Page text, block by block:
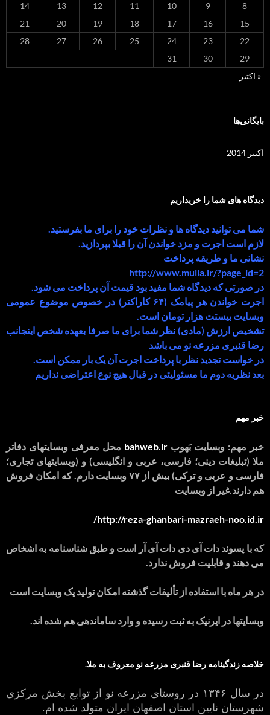
8
9
10
11
12
13
14
15
16
17
18
19
20
21
22
23
24
25
26
27
28
29
30
31
« اکتبر
بایگانی‌ها
اکتبر 2014
دیدگاه های شما را خریداریم
شما می توانید دیدگاه ها و نظرات خود را برای ما بفرستید.
لازم است اجرت و مزد خواندن آن را قبلا بپردازید.
نشانی ما و طریقه پرداخت
http://www.mulla.ir/?page_id=2
در صورتی که دیدگاه شما مفید بود قیمت آن پرداخت می شود.
اجرت خواندن هر پیامک (۶۴ کاراکتر) در خصوص موضوع عمومی
وبسایت بیستت هزار تومان است.
تشخیص ارزش (مادی) نظر شما برای ما صرفا بعهده شخص اینجانب
رضا قنبری مزرعه نو می باشد
در خواست تجدید نظر با پرداخت اجرت آن یک بار ممکن است.
بعد نظریه دوم ما مسئولیتی در قبال هیچ نوع اعتراضی نداریم
خبر مهم
خبر مهم: وبسایت بَهوب bahweb.ir محل معرفی وبسایتهای دفاتر
ملا (تبلیغات دینی؛ فارسی، عربی و انگلیسی) و (وبسایتهای تجاری؛
فارسی و عربی و ترکی) بیش از ۷۷ وبسایت دارم. که امکان فروش
هم دارند.غیر از وبسایت
http://reza-ghanbari-mazraeh-noo.id.ir/
که با پسوند دات آی دی دات آی آر است و طبق شناسنامه به اشخاص
می دهند و قابلیت فروش ندارد.
در هر ماه با استفاده از تألیفات گذشته امکان تولید یک وبسایت است
وبسایتها در ایرنیک به ثبت رسیده و وارد ساماندهی هم شده اند.
خلاصه زندگینامه رضا قنبری مزرعه نو معروف به ملا.
در سال ۱۳۴۶ در روستای مزرعه نو از توابع بخش مرکزی
شهرستان نایین استان اصفهان ایران متولد شده ام.